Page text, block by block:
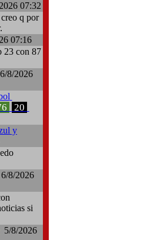
07:32
creo q por
07:16
23 con 87
8/2026
20
y
6/8/2026
si
8/2026